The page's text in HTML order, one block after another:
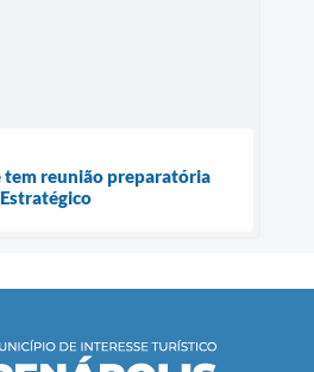
tem reunião preparatória